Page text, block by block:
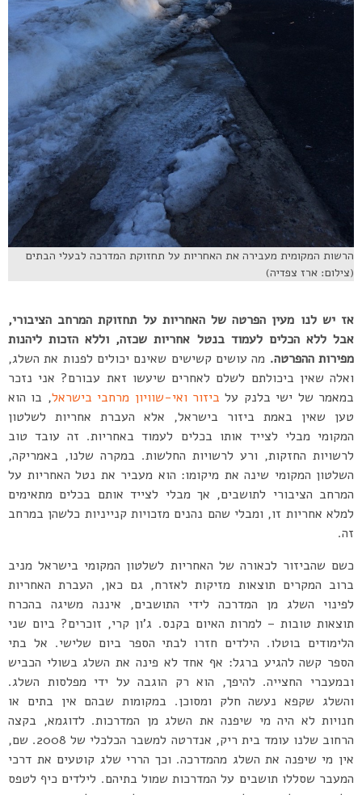
הרשות המקומית מעבירה את האחריות על תחזוקת המדרכה לבעלי הבתים
(צילום: ארז צפדיה)
אז יש לנו מעין הפרטה של האחריות על תחזוקת המרחב הציבורי,
אבל ללא הכלים לעמוד בנטל אחריות שכזה, וללא הזכות ליהנות
מפירות ההפרטה. מה עושים קשישים שאינם יכולים לפנות את השלג,
ואלה שאין ביכולתם לשלם לאחרים שיעשו זאת עבורם? אני נזכר
במאמר של ישי בלנק על ביזור ואי-שוויון מרחבי בישראל, בו הוא
טען שאין באמת ביזור בישראל, אלא העברת אחריות לשלטון
המקומי מבלי לצייד אותו בכלים לעמוד באחריות. זה עובד טוב
לרשויות החזקות, ורע לרשויות החלשות. במקרה שלנו, באמריקה,
השלטון המקומי שינה את מיקומו: הוא מעביר את נטל האחריות על
המרחב הציבורי לתושבים, אך מבלי לצייד אותם בכלים מתאימים
למלא אחריות זו, ומבלי שהם נהנים מזכויות קנייניות כלשהן במרחב
זה.
כשם שהביזור לכאורה של האחריות לשלטון המקומי בישראל מניב
ברוב המקרים תוצאות מזיקות לאזרח, גם כאן, העברת האחריות
לפינוי השלג מן המדרכה לידי התושבים, איננה משיגה בהכרח
תוצאות טובות – למרות האיום בקנס. ג’ון קרי, זוכרים? ביום שני
הלימודים בוטלו. הילדים חזרו לבתי הספר ביום שלישי. אל בתי
הספר קשה להגיע ברגל: אף אחד לא פינה את השלג בשולי הכביש
ובמעברי החצייה. להיפך, הוא רק הוגבה על ידי מפלסות השלג.
והשלג שקפא נעשה חלק ומסוכן. במקומות שבהם אין בתים או
חנויות לא היה מי שיפנה את השלג מן המדרכות. לדוגמא, בקצה
הרחוב שלנו עומד בית ריק, אנדרטה למשבר הכלכלי של 2008. שם,
אין מי שיפנה את השלג מהמדרכה. וכך הררי שלג קוטעים את דרכי
המעבר שסללו תושבים על המדרכות שמול בתיהם. לילדים כיף לטפס